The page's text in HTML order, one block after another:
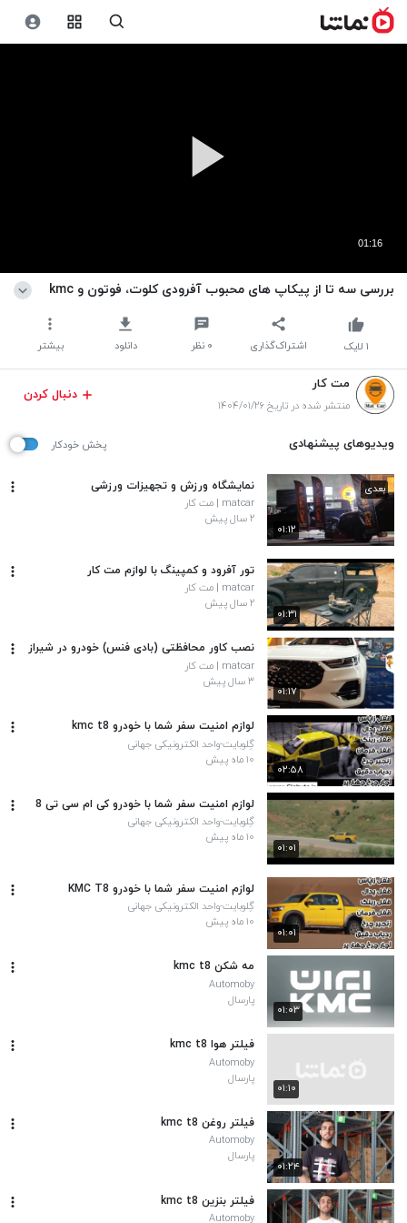
01:16
بررسی سه تا از پیکاپ های محبوب آفرودی کلوت، فوتون و kmc
اشتراک‌گذاری ۰ نظر دانلود بیشتر ۱ لایک
مت کار
منتشر شده در تاریخ ۱۴۰۴/۰۱/۲۶
دنبال کردن
ویدیوهای پیشنهادی پخش خودکار
۰۱:۱۲
بعدی نمایشگاه ورزش و تجهیزات ورزشی
matcar | مت کار
۲ سال پیش
۰۱:۳۱
تور آفرود و کمپینگ با لوازم مت کار
matcar | مت کار
۲ سال پیش
۰۱:۱۷
نصب کاور محافظتی (بادی فنس) خودرو در شیراز
matcar | مت کار
۳ سال پیش
۰۲:۵۸
لوازم امنیت سفر شما با خودرو kmc t8
گِلوبایت-واحد الکترونیکی جهانی
۱۰ ماه پیش
۰۱:۰۱
لوازم امنیت سفر شما با خودرو کی ام سی تی 8
گِلوبایت-واحد الکترونیکی جهانی
۱۰ ماه پیش
۰۱:۰۱
لوازم امنیت سفر شما با خودرو KMC T8
گِلوبایت-واحد الکترونیکی جهانی
۱۰ ماه پیش
۰۱:۰۳
مه شکن kmc t8
Automoby
پارسال
۰۱:۱۰
فیلتر هوا kmc t8
Automoby
پارسال
۰۱:۲۴
فیلتر روغن kmc t8
Automoby
پارسال
فیلتر بنزین kmc t8
Automoby